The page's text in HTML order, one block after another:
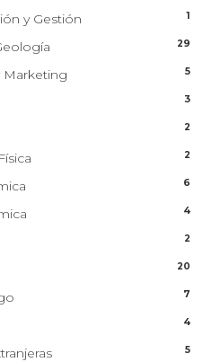
y Gestión 1
29
5
3
2
2
6
4
2
20
7
4
5